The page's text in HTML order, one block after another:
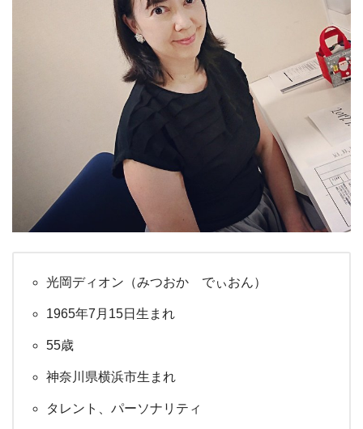
光岡ディオン（みつおか でぃおん）
1965年7月15日生まれ
55歳
神奈川県横浜市生まれ
タレント、パーソナリティ